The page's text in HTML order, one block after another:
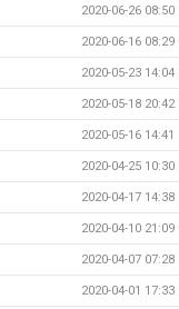
2020-06-26 08:50
2020-06-16 08:29
2020-05-23 14:04
2020-05-18 20:42
2020-05-16 14:41
2020-04-25 10:30
2020-04-17 14:38
2020-04-10 21:09
2020-04-07 07:28
2020-04-01 17:33